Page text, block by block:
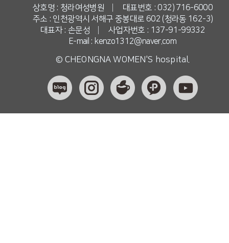
상호명 : 청라여성병원
대표번호 : 032) 716-6000
주소 : 인천광역시 서해구 중봉대로 602 (청라동 162-3)
대표자 : 손문성
사업자번호 : 137-91-99332
E-mail : kenzo1312@naver.com
© CHEONGNA WOMEN'S hospital.